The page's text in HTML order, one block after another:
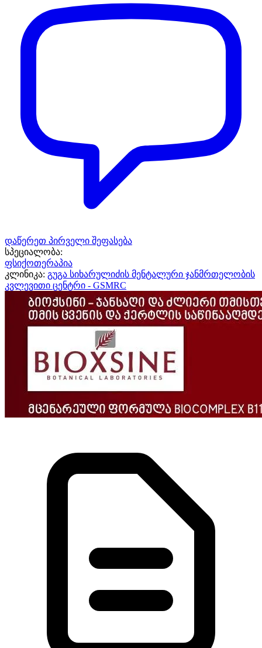
დაწერეთ პირველი შეფასება
სპეციალობა:
ფსიქოთერაპია
კლინიკა: გუგა სიხარულიძის მენტალური ჯანმრთელობის
კვლევითი ცენტრი - GSMRC